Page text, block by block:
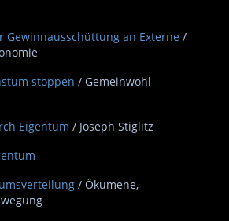
Gewinnausschüttung an Externe /
stoppen / Gemeinwohl-
Eigentum / Joseph Stiglitz
/ Ökumene,